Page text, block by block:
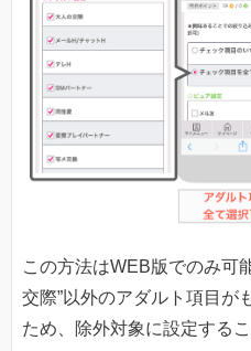
この方法はWEB版でのみ可
交際”以外のアダルト項目が
ため、除外対象に設定する